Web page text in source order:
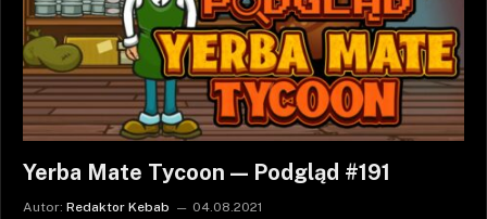
Yerba Mate Tycoon — Podgląd #191
Autor: Redaktor Kebab 04.08.2021